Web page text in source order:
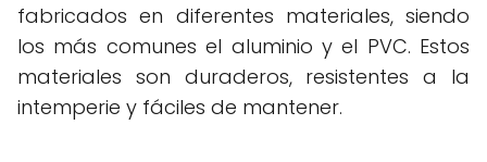
fabricados en diferentes materiales, siendo
los más comunes el aluminio y el PVC. Estos
materiales son duraderos, resistentes a la
intemperie y fáciles de mantener.